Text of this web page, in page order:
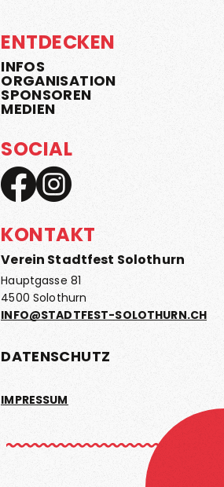
ENTDECKEN
INFOS
ORGANISATION
SPONSOREN
MEDIEN
SOCIAL
KONTAKT
Verein Stadtfest Solothurn
Hauptgasse 81
4500 Solothurn
INFO@STADTFEST-SOLOTHURN.CH
DATENSCHUTZ
IMPRESSUM